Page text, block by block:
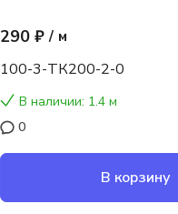
290 ₽ / м
100-3-ТК200-2-0
В наличии: 1.4 м
0
В корзину